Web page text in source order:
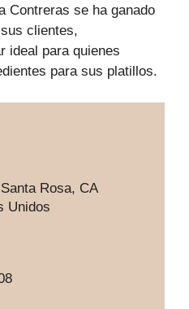
Contreras se ha ganado
clientes,
ideal para quienes
para sus platillos.
Rosa, CA
Unidos